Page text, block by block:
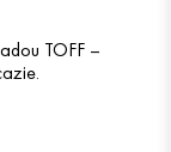
TOFF –